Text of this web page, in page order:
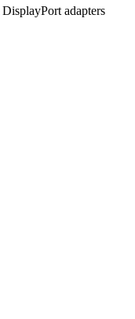
DisplayPort adapters